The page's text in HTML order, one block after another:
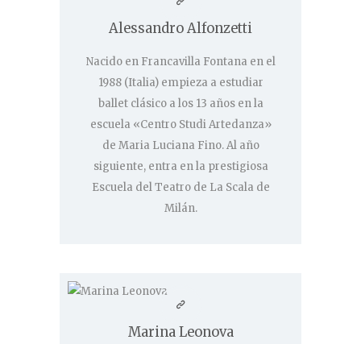
Alessandro Alfonzetti
Nacido en Francavilla Fontana en el
1988 (Italia) empieza a estudiar
ballet clásico a los 13 años en la
escuela «Centro Studi Artedanza»
de Maria Luciana Fino. Al año
siguiente, entra en la prestigiosa
Escuela del Teatro de La Scala de
Milán.
Marina Leonova